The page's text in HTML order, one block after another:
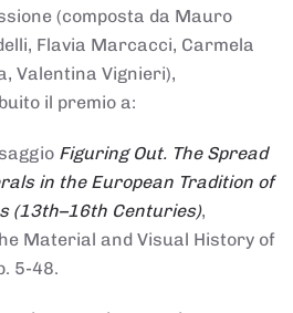
(composta da Mauro
Flavia Marcacci, Carmela
Valentina Vignieri),
il premio a:
Figuring Out. The Spread
in the European Tradition of
(13th–16th Centuries),
Material and Visual History of
5-48.